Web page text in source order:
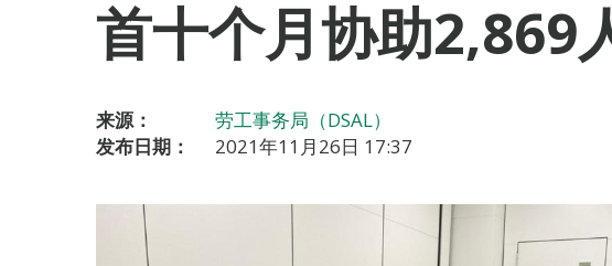
首十个月协助2,869
来源：
劳工事务局（DSAL）
发布日期：
2021年11月26日 17:37